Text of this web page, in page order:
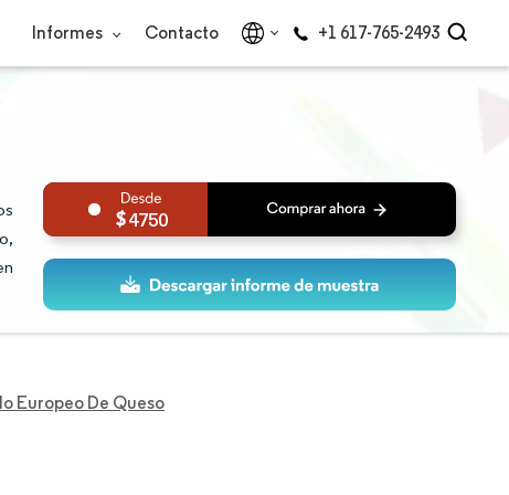
Informes Contacto +1 617-765-2493
4750
Europeo De Queso